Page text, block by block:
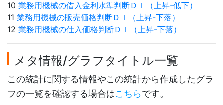
10 業務用機械の借入金利水準判断ＤＩ（上昇-低下）
11 業務用機械の販売価格判断ＤＩ（上昇-下落）
12 業務用機械の仕入価格判断ＤＩ（上昇-下落）
メタ情報/グラフタイトル一覧
この統計に関する情報やこの統計から作成したグラ
フの一覧を確認する場合はこちらです。